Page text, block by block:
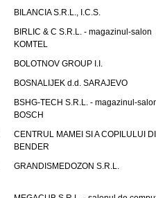
BILANCIA S.R.L., I.C.S.
BIRLIC & C S.R.L. - magazinul-salon
KOMTEL
BOLOTNOV GROUP I.I.
BOSNALIJEK d.d. SARAJEVO
BSHG-TECH S.R.L. - magazinul-
BOSCH
CENTRUL MAMEI SI A COPILULUI
BENDER
GRANDISMEDOZON S.R.L.